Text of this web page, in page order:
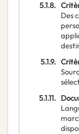
5.1.8.
Des
5.1.9.
5.1.11.